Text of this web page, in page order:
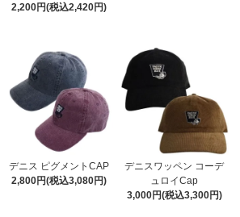
2,200円(税込2,420円)
デニス ピグメントCAP
2,800円(税込3,080円)
デニスワッペン コーデ
ュロイCap
3,000円(税込3,300円)